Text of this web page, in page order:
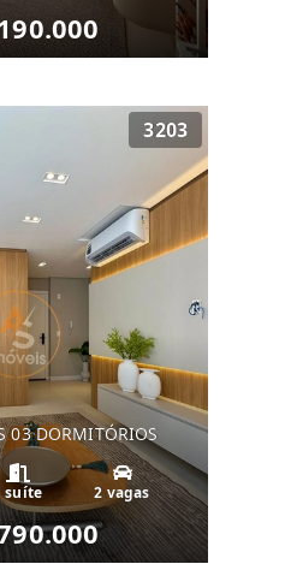
3203
03 DORMITÓRIOS
suíte 2 vagas